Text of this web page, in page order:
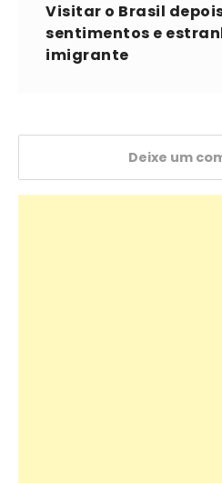
Visitar o Brasil
sentimentos e
imigrante
Deixe um